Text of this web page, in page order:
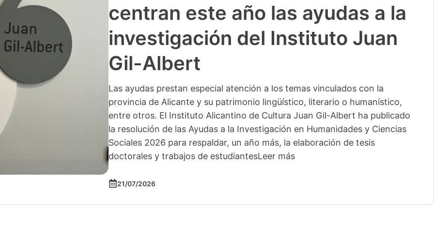
centran este año las ayudas a la
investigación del Instituto Juan
Gil-Albert
Las ayudas prestan especial atención a los temas vinculados con la
provincia de Alicante y su patrimonio lingüístico, literario o humanístico,
entre otros. El Instituto Alicantino de Cultura Juan Gil-Albert ha publicado
la resolución de las Ayudas a la Investigación en Humanidades y Ciencias
Sociales 2026 para respaldar, un año más, la elaboración de tesis
doctorales y trabajos de estudiantesLeer más
21/07/2026